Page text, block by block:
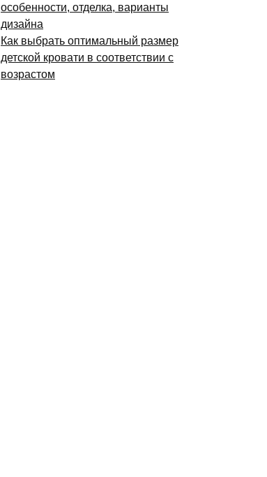
особенности, отделка, варианты
дизайна
Как выбрать оптимальный размер
детской кровати в соответствии с
возрастом